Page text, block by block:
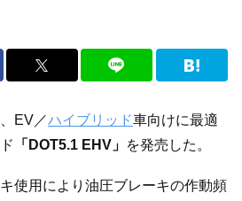
EV／ハイブリッド車向けに最適
「DOT5.1 EHV」 を発売した。
使用により油圧ブレーキの作動頻